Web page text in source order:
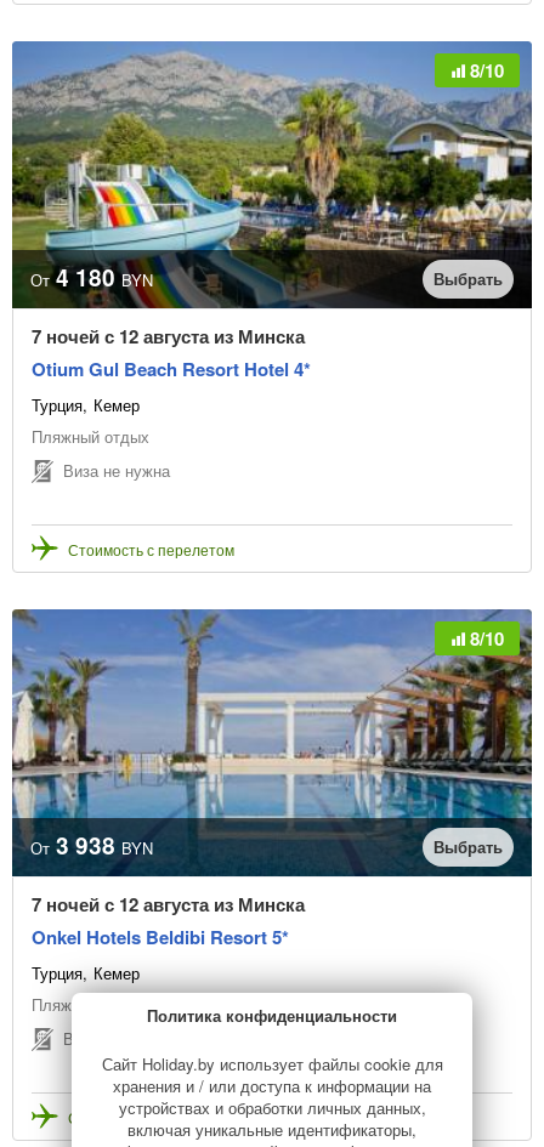
8/10
От 4 180 BYN Выбрать
7 ночей с 12 августа из Минска
Otium Gul Beach Resort Hotel 4*
Турция Кемер
Пляжный отдых
Виза не нужна
Стоимость с перелетом
8/10
От 3 938 BYN Выбрать
7 ночей с 12 августа из Минска
Onkel Hotels Beldibi Resort 5*
Турция Кемер
Пляжный отдых
Виза не нужна
Стоимость с перелетом
Политика конфиденциальности
Сайт Holiday.by использует файлы cookie для
хранения и / или доступа к информации на
устройствах и обработки личных данных,
включая уникальные идентификаторы,